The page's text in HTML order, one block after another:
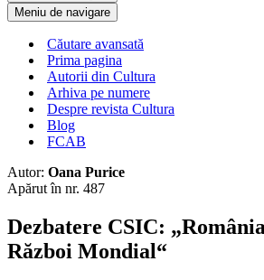
Meniu de navigare
Căutare avansată
Prima pagina
Autorii din Cultura
Arhiva pe numere
Despre revista Cultura
Blog
FCAB
Autor: Oana Purice
Apărut în nr. 487
Dezbatere CSIC:
Război Mondial“